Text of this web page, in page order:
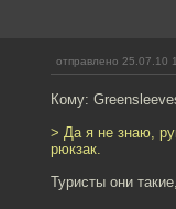
отправлено 25.07.10
Кому:
> Да я не знаю,
рюкзак.
Туристы они